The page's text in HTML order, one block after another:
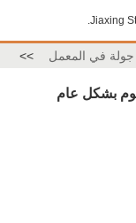
Jiaxing
جولة في المعمل >>